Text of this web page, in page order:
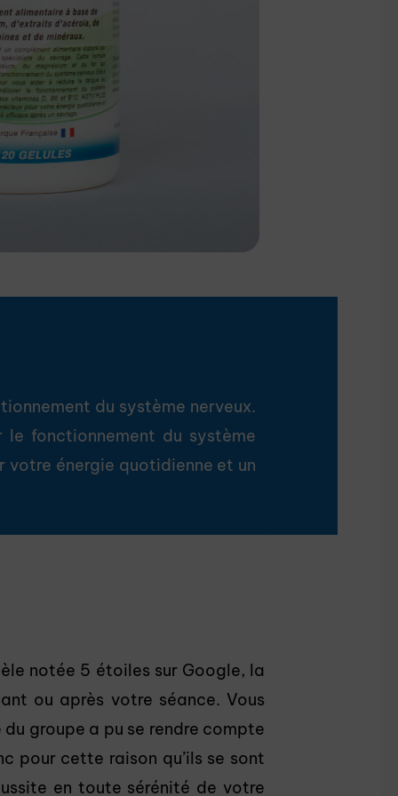
du système nerveux.
fonctionnement du système
votre énergie quotidienne et un
notée 5 étoiles sur Google, la
ou après votre séance. Vous
groupe a pu se rendre compte
pour cette raison qu’ils se sont
en toute sérénité de votre